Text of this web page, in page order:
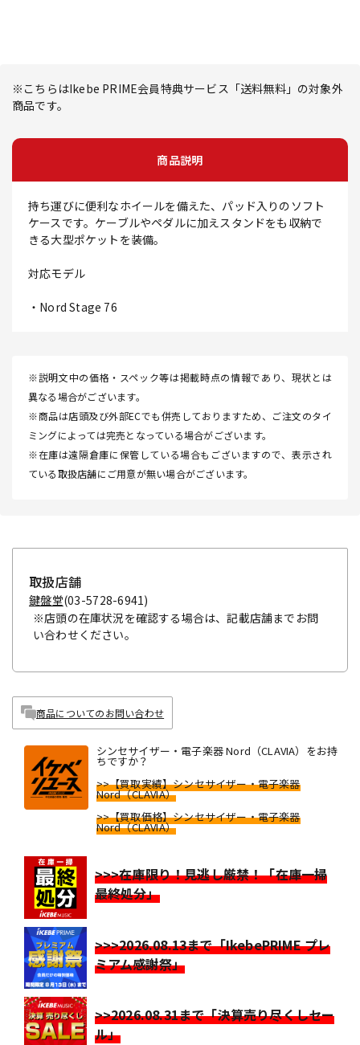
※こちらはIkebe PRIME会員特典サービス「送料無料」の対象外
商品です。
商品説明
持ち運びに便利なホイールを備えた、パッド入りのソフト
ケースです。ケーブルやペダルに加えスタンドをも収納で
きる大型ポケットを装備。
対応モデル
・Nord Stage 76
※説明文中の価格・スペック等は掲載時点の情報であり、現状とは
異なる場合がございます。
※商品は店頭及び外部ECでも併売しておりますため、ご注文のタイ
ミングによっては完売となっている場合がございます。
※在庫は遠隔倉庫に保管している場合もございますので、表示され
ている取扱店舗にご用意が無い場合がございます。
取扱店舗
鍵盤堂(03-5728-6941)
※店頭の在庫状況を確認する場合は、記載店舗までお問
い合わせください。
商品についてのお問い合わせ
シンセサイザー・電子楽器 Nord（CLAVIA）をお持
ちですか？
>>【買取実績】シンセサイザー・電子楽器
Nord（CLAVIA）
>>【買取価格】シンセサイザー・電子楽器
Nord（CLAVIA）
>>>在庫限り！見逃し厳禁！「在庫一掃
最終処分」
>>>2026.08.13まで「IkebePRIME プレ
ミアム感謝祭」
>>2026.08.31まで「決算売り尽くしセー
ル」